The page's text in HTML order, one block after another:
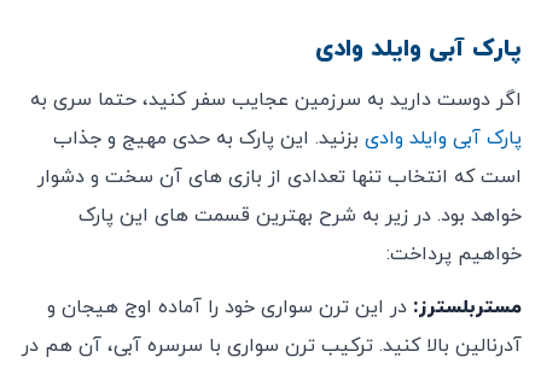
پارک آبی وایلد وادی
اگر دوست دارید به سرزمین عجایب سفر کنید، حتما سری به
پارک آبی وایلد وادی بزنید. این پارک به حدی مهیج و جذاب
است که انتخاب تنها تعدادی از بازی های آن سخت و دشوار
خواهد بود. در زیر به شرح بهترین قسمت های این پارک
خواهیم پرداخت:
مستربلسترز: در این ترن سواری خود را آماده اوج هیجان و
آدرنالین بالا کنید. ترکیب ترن سواری با سرسره آبی، آن هم در